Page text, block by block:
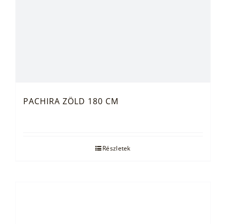
PACHIRA ZÖLD 180 CM
Részletek